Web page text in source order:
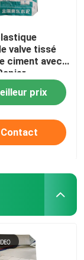
valve tissé
ciment avec
Brown
prix
Contact